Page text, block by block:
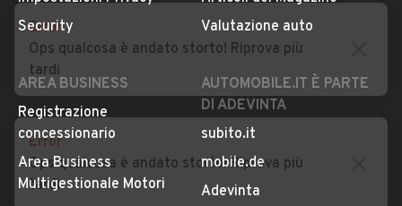
Impostazioni Privacy
Security
Articoli del Magazine
Valutazione auto
AREA BUSINESS
Registrazione
concessionario
Area Business
AUTOMOBILE.IT È PARTE
DI ADEVINTA
subito.it
mobile.de
Error
Ops qualcosa è andato storto! Riprova più
tardi
Error
Ops qualcosa è andato storto! Riprova più
tardi